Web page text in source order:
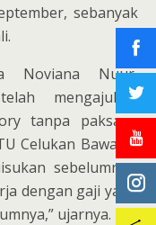
sebanyak
Noviana Nuur,
mengajukan
tanpa paksaan
Celukan Bawang.
sebelumnya.
dengan gaji yang
ujarnya.